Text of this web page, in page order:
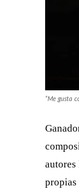
“Me gusta
autores
propias